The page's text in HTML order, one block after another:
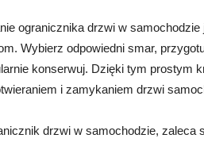
ogranicznika drzwi w
Wybierz odpowiedni smar,
konserwuj. Dzięki tym prostym
i zamykaniem drzwi
drzwi w samochodzie, zaleca